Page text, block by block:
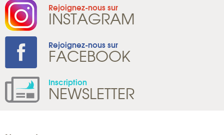
Rejoignez-nous sur
INSTAGRAM
Rejoignez-nous sur
FACEBOOK
Inscription
NEWSLETTER